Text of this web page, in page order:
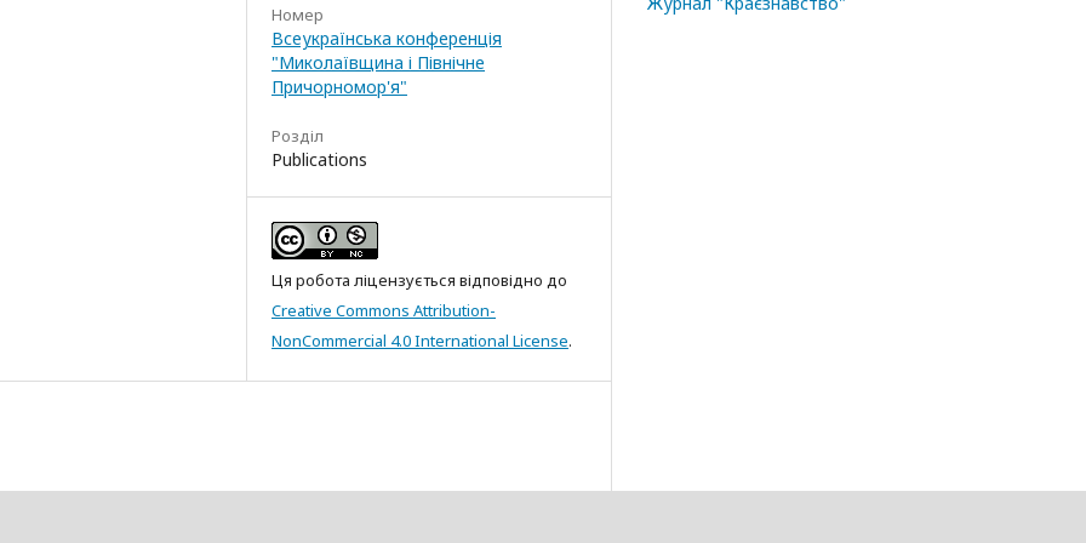
Номер
Всеукраїнська конференція
"Миколаївщина і Північне
Причорномор'я"
Розділ
Publications
Ця робота ліцензується відповідно до
Creative Commons Attribution-
NonCommercial 4.0 International License.